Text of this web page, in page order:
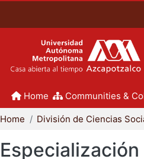
Home Communities &
Home